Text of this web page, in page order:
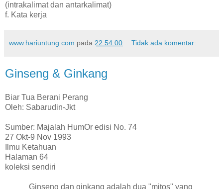
(intrakalimat dan antarkalimat)
f. Kata kerja
www.hariuntung.com pada 22.54.00 Tidak ada komentar:
Ginseng & Ginkang
Biar Tua Berani Perang
Oleh: Sabarudin-Jkt
Sumber: Majalah HumOr edisi No. 74
27 Okt-9 Nov 1993
Ilmu Ketahuan
Halaman 64
koleksi sendiri
Ginseng dan ginkang adalah dua "mitos" yang